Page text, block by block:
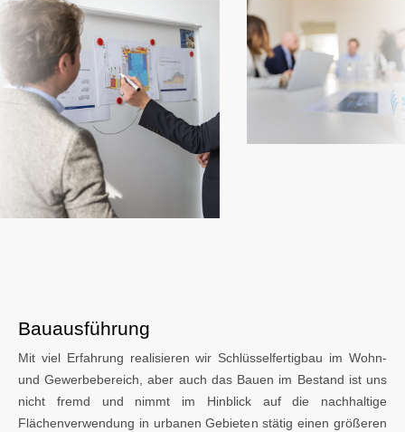
Bauausführung
Mit viel Erfahrung realisieren wir Schlüsselfertigbau im Wohn-
und Gewerbebereich, aber auch das Bauen im Bestand ist uns
nicht fremd und nimmt im Hinblick auf die nachhaltige
Flächenverwendung in urbanen Gebieten stätig einen größeren